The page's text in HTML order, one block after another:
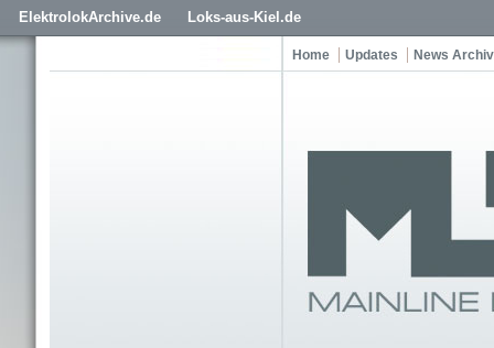
ElektrolokArchive.de Loks-aus-Kiel.de
Home Updates News Archiv